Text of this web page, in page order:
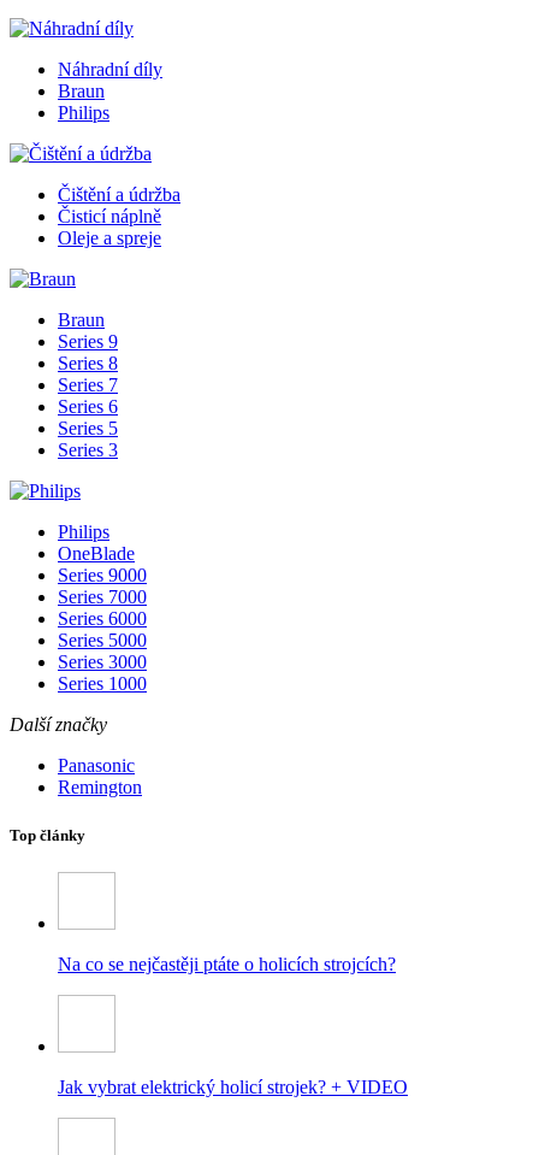
Náhradní díly
Braun
Philips
Čištění a údržba
Čisticí náplně
Oleje a spreje
Braun
Series 9
Series 8
Series 7
Series 6
Series 5
Series 3
Philips
OneBlade
Series 9000
Series 7000
Series 6000
Series 5000
Series 3000
Series 1000
Další značky
Panasonic
Remington
Top články
Na co se nejčastěji ptáte o holicích strojcích?
Jak vybrat elektrický holicí strojek? + VIDEO